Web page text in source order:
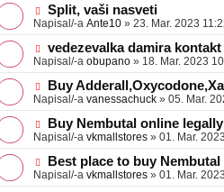
e
a
v
e
e
o
b
a
v
e
N
o
v
e
o
b
a
v
e
Split, vaši nasveti
Napisal/-a Ante10 » 23. Mar. 2023
N
o
v
e
o
b
a
v
e
vedezevalka damira kontakt
Napisal/-a obupano » 18. Mar. 2023
N
o
v
e
o
b
a
v
Buy
Napisal/-a vanessachuck » 05. Mar.
N
o
v
e
o
b
Buy Nembutal online
Napisal/-a vkmallstores » 01. Mar.
N
o
v
Best place to buy Nembutal
Napisal/-a vkmallstores » 01. Mar.